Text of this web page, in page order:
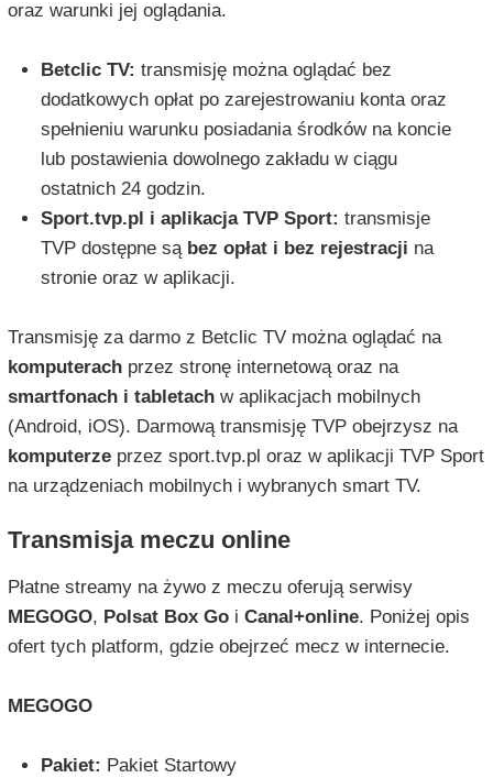
oraz warunki jej oglądania.
Betclic TV: transmisję można oglądać bez
dodatkowych opłat po zarejestrowaniu konta oraz
spełnieniu warunku posiadania środków na koncie
lub postawienia dowolnego zakładu w ciągu
ostatnich 24 godzin.
Sport.tvp.pl i aplikacja TVP Sport: transmisje
TVP dostępne są bez opłat i bez rejestracji na
stronie oraz w aplikacji.
Transmisję za darmo z Betclic TV można oglądać na
komputerachprzez stronę internetową oraz na
smartfonach i tabletachw aplikacjach mobilnych
(Android, iOS). Darmową transmisję TVP obejrzysz na
komputerzeprzez sport.tvp.pl oraz w aplikacji TVP Sport
na urządzeniach mobilnych i wybranych smart TV.
Transmisja meczu online
Płatne streamy na żywo z meczu oferują serwisy
MEGOGO, Polsat Box Goi Canal+online. Poniżej opis
ofert tych platform, gdzie obejrzeć mecz w internecie.
MEGOGO
Pakiet: Pakiet Startowy